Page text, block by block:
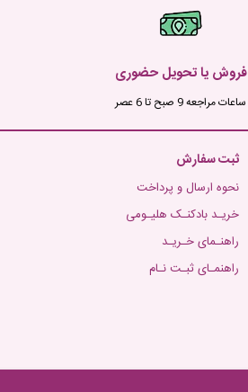
فروش یا تحویل حضوری
ساعات مراجعه 9 صبح تا 6 عصر
ثبت سفارش
نحوه ارسال و پرداخت
خریـد بادکنـک هلیـومی
راهنـمای خـریـد
راهنمـای ثبـت نـام